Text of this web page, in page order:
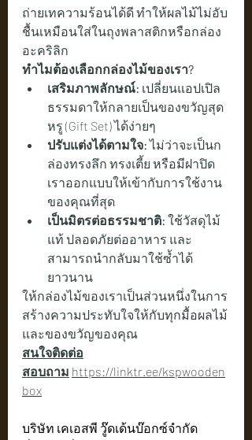
ถ่ายเทความร้อนได้ดี ทำให้ผลไม้ไม่อับ
ชื้นเหมือนใส่ในถุงพลาสติกหรือกล่อง
อะคริลิก
ทำไมต้องเลือกกล่องไม้ของเรา?
เสริมภาพลักษณ์: เปลี่ยนแอปเปิล
ธรรมดาให้กลายเป็นของขวัญสุด
หรู (Gift Set) ได้ง่ายๆ
ปรับแต่งได้ตามใจ: ไม่ว่าจะเป็นก
ล่องทรงลึก ทรงเตี้ย หรือมีฝาปิด
เราออกแบบให้เข้ากับการใช้งาน
ของคุณที่สุด
เป็นมิตรต่อธรรมชาติ: ใช้วัสดุไม้
แท้ ปลอดภัยต่ออาหาร และ
สามารถนำกลับมาใช้ซ้ำได้
ยาวนาน
ให้กล่องไม้ของเราเป็นส่วนหนึ่งในการ
สร้างความประทับใจให้กับทุกมื้อผลไม้
และของขวัญของคุณ
สนใจติดต่อ
สอบถาม https://linktr.ee/kspwooden
box
บริษัท เคเอสพี วู๊ดเด้นบ๊อกซ์จำกัด